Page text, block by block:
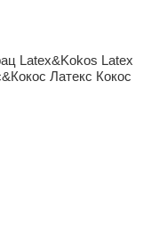
Latex&Kokos Latex
Латекс Кокос